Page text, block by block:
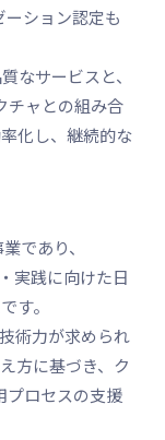
ション認定も
なサービスと、
チャとの組み合
化し、継続的な
であり、
実践に向けた日
す。
術力が求められ
方に基づき、ク
プロセスの支援